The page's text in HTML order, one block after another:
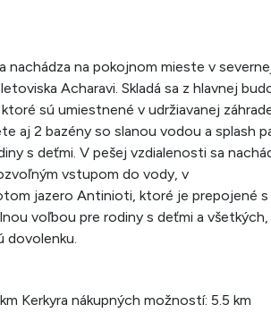
nachádza na pokojnom mieste v
Acharavi. Skladá sa z hlavnej
sú umiestnené v udržiavanej
aj 2 bazény so slanou vodou a splash
s deťmi. V pešej vzdialenosti sa
vstupom do vody, v
jazero Antinioti, ktoré je prepojené s
voľbou pre rodiny s deťmi a všetkých,
dovolenku.
Kerkyra nákupných možností: 5.5 km